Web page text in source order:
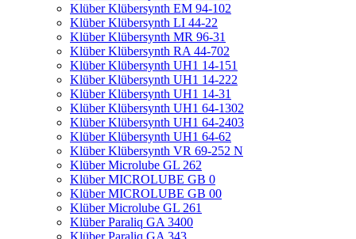
Klüber Klübersynth EM 94-102
Klüber Klübersynth LI 44-22
Klüber Klübersynth MR 96-31
Klüber Klübersynth RA 44-702
Klüber Klübersynth UH1 14-151
Klüber Klübersynth UH1 14-222
Klüber Klübersynth UH1 14-31
Klüber Klübersynth UH1 64-1302
Klüber Klübersynth UH1 64-2403
Klüber Klübersynth UH1 64-62
Klüber Klübersynth VR 69-252 N
Klüber Microlube GL 262
Klüber MICROLUBE GB 0
Klüber MICROLUBE GB 00
Klüber Microlube GL 261
Klüber Paraliq GA 3400
Klüber Paraliq GA 343